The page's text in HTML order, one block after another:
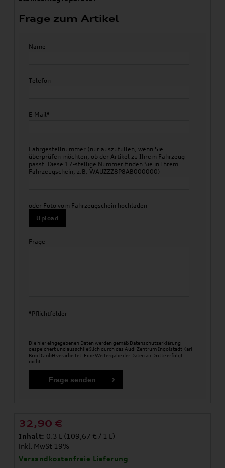
Frage zum Artikel
Name
Telefon
E-Mail*
Fahrgestellnummer (nur auszufüllen, wenn Sie
überprüfen möchten, ob der Artikel zu Ihrem Fahrzeug
passt. Diese 17-stellige Nummer finden Sie in Ihrem
Fahrzeugschein, z.B. WAUZZZ8P8AB000000)
oder Foto vom Fahrzeugschein hochladen
Upload
Frage
*Pflichtfelder
Die hier eingegebenen Daten werden gemäß Datenschutzerklärung
gespeichert und ausschließlich durch das Audi Zentrum Ingolstadt Karl
Brod GmbH verarbeitet. Eine Weitergabe der Daten an Dritte erfolgt
nicht.
32,90 €
Inhalt: 0.3 L (109,67 € / 1 L)
inkl. MwSt 19%
Versandkostenfreie Lieferung